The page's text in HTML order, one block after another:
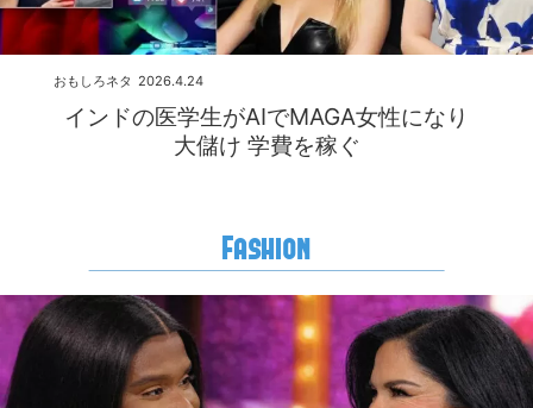
おもしろネタ 2026.4.24
インドの医学生がAIでMAGA女性になり
大儲け 学費を稼ぐ
Fashion